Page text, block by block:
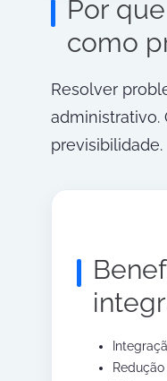
Por
como
Resolver
administrativo.
previsibilidade.